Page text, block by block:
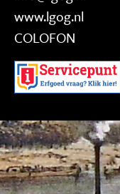
www.lgog.nl
COLOFON